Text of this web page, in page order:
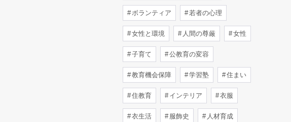
ボランティア 若者の心理
女性と環境 人間の尊厳 女性
子育て 公教育の変容
教育機会保障 学習塾 住まい
住教育 インテリア 衣服
衣生活 服飾史 人材育成